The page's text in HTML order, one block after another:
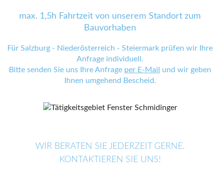
max. 1,5h Fahrtzeit von unserem Standort zum
Bauvorhaben
Für Salzburg - Niederösterreich - Steiermark prüfen wir Ihre
Anfrage individuell.
Bitte senden Sie uns Ihre Anfrage per E-Mail
und wir geben
Ihnen umgehend Bescheid.
WIR BERATEN SIE JEDERZEIT GERNE.
KONTAKTIEREN SIE UNS!